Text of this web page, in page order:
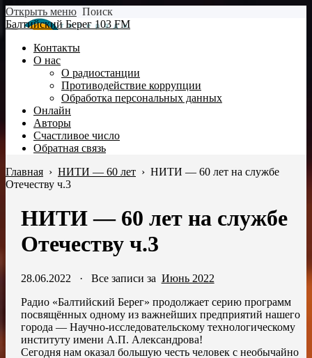
Открыть меню Поиск
Балтийский Берег 103 FM
Контакты
О нас
О радиостанции
Противодействие коррупции
Обработка персональных данных
Онлайн
Авторы
Счастливое число
Обратная связь
Главная › НИТИ — 60 лет › НИТИ — 60 лет на службе
Отечеству ч.3
НИТИ — 60 лет на службе
Отечеству ч.3
28.06.2022 · Все записи за Июнь 2022
Радио «Балтийский Берег» продолжает серию программ
посвящённых одному из важнейших предприятий нашего
города — Научно-исследовательскому технологическому
институту имени А.П. Александрова!
Сегодня нам оказал большую честь человек с необычайно